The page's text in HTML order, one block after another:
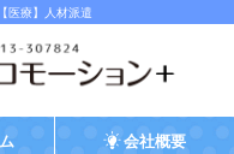
医療】人材派遣
会社概要